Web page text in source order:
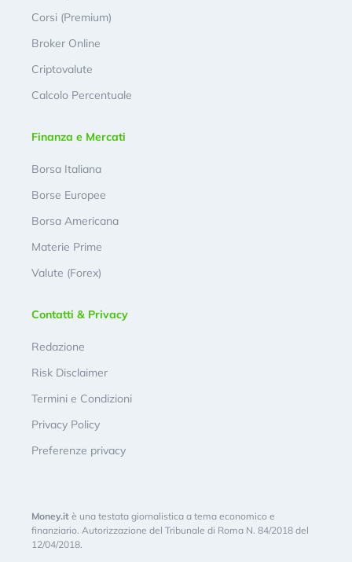
Corsi (Premium)
Broker Online
Criptovalute
Calcolo Percentuale
Finanza e Mercati
Borsa Italiana
Borse Europee
Borsa Americana
Materie Prime
Valute (Forex)
Contatti & Privacy
Redazione
Risk Disclaimer
Termini e Condizioni
Privacy Policy
Preferenze privacy
Money.it è una testata giornalistica a tema economico e
finanziario. Autorizzazione del Tribunale di Roma N. 84/2018 del
12/04/2018.